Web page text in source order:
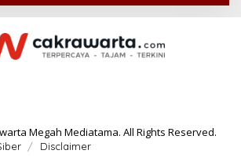
Megah Mediatama. All Rights Reserved.
Disclaimer